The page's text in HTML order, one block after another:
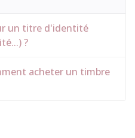
un titre d'identité
?
acheter un timbre